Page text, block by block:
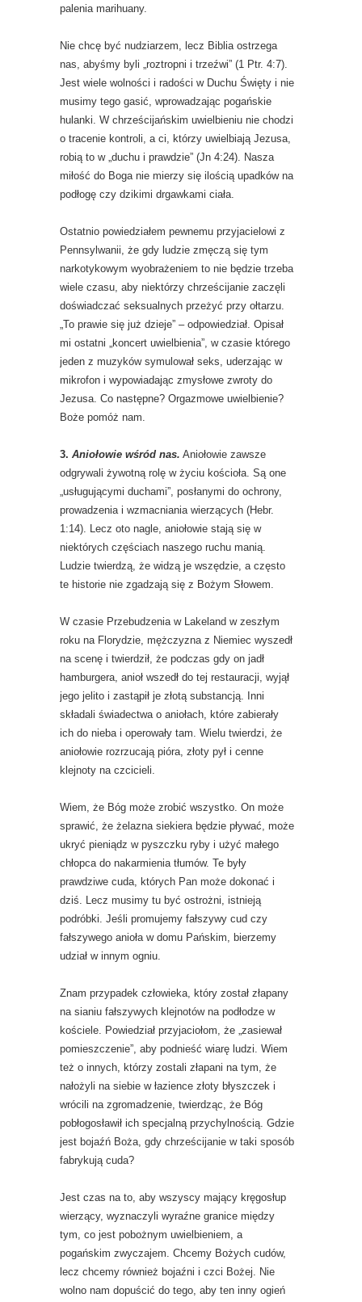
palenia marihuany.
Nie chcę być nudziarzem, lecz Biblia ostrzega
nas, abyśmy byli „roztropni i trzeźwi” (1 Ptr. 4:7).
Jest wiele wolności i radości w Duchu Święty i nie
musimy tego gasić, wprowadzając pogańskie
hulanki. W chrześcijańskim uwielbieniu nie chodzi
o tracenie kontroli, a ci, którzy uwielbiają Jezusa,
robią to w „duchu i prawdzie” (Jn 4:24). Nasza
miłość do Boga nie mierzy się ilością upadków na
podłogę czy dzikimi drgawkami ciała.
Ostatnio powiedziałem pewnemu przyjacielowi z
Pennsylwanii, że gdy ludzie zmęczą się tym
narkotykowym wyobrażeniem to nie będzie trzeba
wiele czasu, aby niektórzy chrześcijanie zaczęli
doświadczać seksualnych przeżyć przy ołtarzu.
„To prawie się już dzieje” – odpowiedział. Opisał
mi ostatni „koncert uwielbienia”, w czasie którego
jeden z muzyków symulował seks, uderzając w
mikrofon i wypowiadając zmysłowe zwroty do
Jezusa. Co następne? Orgazmowe uwielbienie?
Boże pomóż nam.
3. Aniołowie wśród nas. Aniołowie zawsze
odgrywali żywotną rolę w życiu kościoła. Są one
„usługującymi duchami”, posłanymi do ochrony,
prowadzenia i wzmacniania wierzących (Hebr.
1:14). Lecz oto nagle, aniołowie stają się w
niektórych częściach naszego ruchu manią.
Ludzie twierdzą, że widzą je wszędzie, a często
te historie nie zgadzają się z Bożym Słowem.
W czasie Przebudzenia w Lakeland w zeszłym
roku na Florydzie, mężczyzna z Niemiec wyszedł
na scenę i twierdził, że podczas gdy on jadł
hamburgera, anioł wszedł do tej restauracji, wyjął
jego jelito i zastąpił je złotą substancją. Inni
składali świadectwa o aniołach, które zabierały
ich do nieba i operowały tam. Wielu twierdzi, że
aniołowie rozrzucają pióra, złoty pył i cenne
klejnoty na czcicieli.
Wiem, że Bóg może zrobić wszystko. On może
sprawić, że żelazna siekiera będzie pływać, może
ukryć pieniądz w pyszczku ryby i użyć małego
chłopca do nakarmienia tłumów. Te były
prawdziwe cuda, których Pan może dokonać i
dziś. Lecz musimy tu być ostrożni, istnieją
podróbki. Jeśli promujemy fałszywy cud czy
fałszywego anioła w domu Pańskim, bierzemy
udział w innym ogniu.
Znam przypadek człowieka, który został złapany
na sianiu fałszywych klejnotów na podłodze w
kościele. Powiedział przyjaciołom, że „zasiewał
pomieszczenie”, aby podnieść wiarę ludzi. Wiem
też o innych, którzy zostali złapani na tym, że
nałożyli na siebie w łazience złoty błyszczek i
wrócili na zgromadzenie, twierdząc, że Bóg
pobłogosławił ich specjalną przychylnością. Gdzie
jest bojaźń Boża, gdy chrześcijanie w taki sposób
fabrykują cuda?
Jest czas na to, aby wszyscy mający kręgosłup
wierzący, wyznaczyli wyraźne granice między
tym, co jest pobożnym uwielbieniem, a
pogańskim zwyczajem. Chcemy Bożych cudów,
lecz chcemy również bojaźni i czci Bożej. Nie
wolno nam dopuścić do tego, aby ten inny ogień